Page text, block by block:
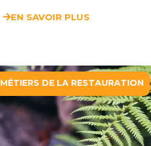
EN SAVOIR PLUS
MÉTIERS DE LA RESTAURATION